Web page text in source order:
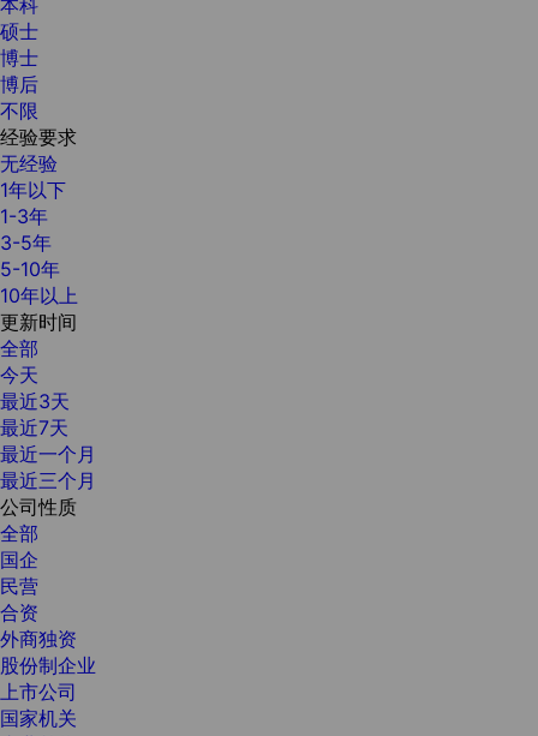
硕士
博士
博后
不限
经验要求
无经验
1年以下
1-3年
3-5年
5-10年
10年以上
更新时间
全部
今天
最近3天
最近7天
最近一个月
最近三个月
公司性质
全部
国企
民营
合资
外商独资
股份制企业
上市公司
国家机关